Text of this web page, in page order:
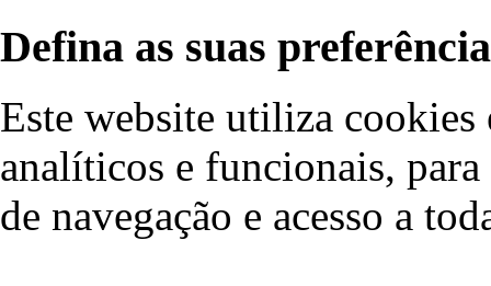
Defina as suas
Este website utiliza cookies
analíticos e funcionais,
de navegação e acesso a